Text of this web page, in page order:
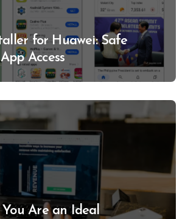
for Huawei: Safe
Access
Are an Ideal